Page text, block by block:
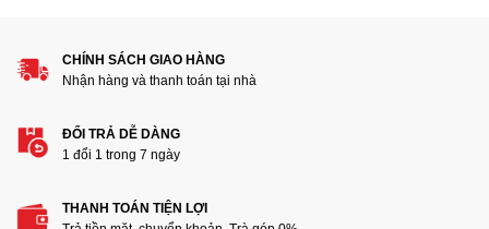
CHÍNH SÁCH GIAO HÀNG
Nhận hàng và thanh toán tại nhà
ĐỔI TRẢ DỄ DÀNG
1 đổi 1 trong 7 ngày
THANH TOÁN TIỆN LỢI